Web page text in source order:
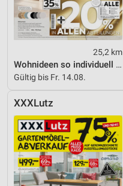
25,2 km
Wohnideen so individuell wie du!
Gültig bis Fr. 14.08.
XXXLutz
Funktional
Werbung